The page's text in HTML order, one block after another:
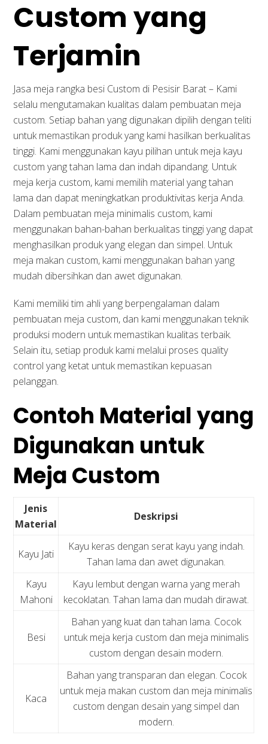
Custom yang
Terjamin
Jasa meja rangka besi Custom di Pesisir Barat – Kami
selalu mengutamakan kualitas dalam pembuatan meja
custom. Setiap bahan yang digunakan dipilih dengan teliti
untuk memastikan produk yang kami hasilkan berkualitas
tinggi. Kami menggunakan kayu pilihan untuk meja kayu
custom yang tahan lama dan indah dipandang. Untuk
meja kerja custom, kami memilih material yang tahan
lama dan dapat meningkatkan produktivitas kerja Anda.
Dalam pembuatan meja minimalis custom, kami
menggunakan bahan-bahan berkualitas tinggi yang dapat
menghasilkan produk yang elegan dan simpel. Untuk
meja makan custom, kami menggunakan bahan yang
mudah dibersihkan dan awet digunakan.
Kami memiliki tim ahli yang berpengalaman dalam
pembuatan meja custom, dan kami menggunakan teknik
produksi modern untuk memastikan kualitas terbaik.
Selain itu, setiap produk kami melalui proses quality
control yang ketat untuk memastikan kepuasan
pelanggan.
Contoh Material yang
Digunakan untuk
Meja Custom
Jenis
Material
Deskripsi
Kayu Jati
Kayu keras dengan serat kayu yang indah.
Tahan lama dan awet digunakan.
Kayu
Mahoni
Kayu lembut dengan warna yang merah
kecoklatan. Tahan lama dan mudah dirawat.
Besi
Bahan yang kuat dan tahan lama. Cocok
untuk meja kerja custom dan meja minimalis
custom dengan desain modern.
Kaca
Bahan yang transparan dan elegan. Cocok
untuk meja makan custom dan meja minimalis
custom dengan desain yang simpel dan
modern.